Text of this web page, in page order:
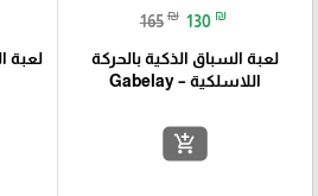
165 ₪ 130 ₪
لعبة السباق الذكية بالحركة
اللاسلكية – Gabelay
add_shopping_cart
لعبة